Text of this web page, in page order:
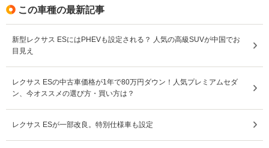
この車種の最新記事
新型レクサス ESにはPHEVも設定される？ 人気の高級SUVが中国でお
目見え
レクサス ESの中古車価格が1年で80万円ダウン！人気プレミアムセダ
ン、今オススメの選び方・買い方は？
レクサス ESが一部改良。特別仕様車も設定